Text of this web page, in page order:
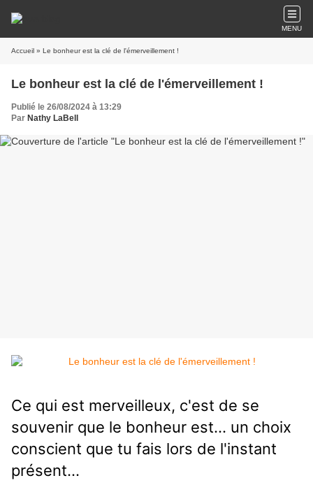
MENU
Accueil » Le bonheur est la clé de l'émerveillement !
Le bonheur est la clé de l'émerveillement !
Publié le 26/08/2024 à 13:29
Par Nathy LaBell
Ce qui est merveilleux, c'est de se
souvenir que le bonheur est... un choix
conscient que tu fais lors de l'instant
présent...